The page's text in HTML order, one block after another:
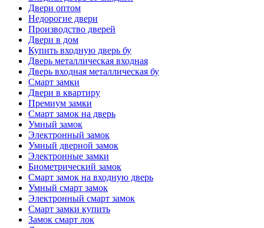
Двери оптом
Недорогие двери
Производство дверей
Двери в дом
Купить входную дверь бу
Дверь металлическая входная
Дверь входная металлическая бу
Смарт замки
Двери в квартиру
Премиум замки
Смарт замок на дверь
Умный замок
Электронный замок
Умный дверной замок
Электронные замки
Биометрический замок
Смарт замок на входную дверь
Умный смарт замок
Электронный смарт замок
Смарт замки купить
Замок смарт лок